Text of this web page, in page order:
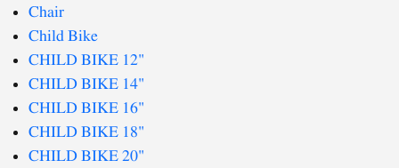
Chair
Child Bike
CHILD BIKE 12"
CHILD BIKE 14"
CHILD BIKE 16"
CHILD BIKE 18"
CHILD BIKE 20"